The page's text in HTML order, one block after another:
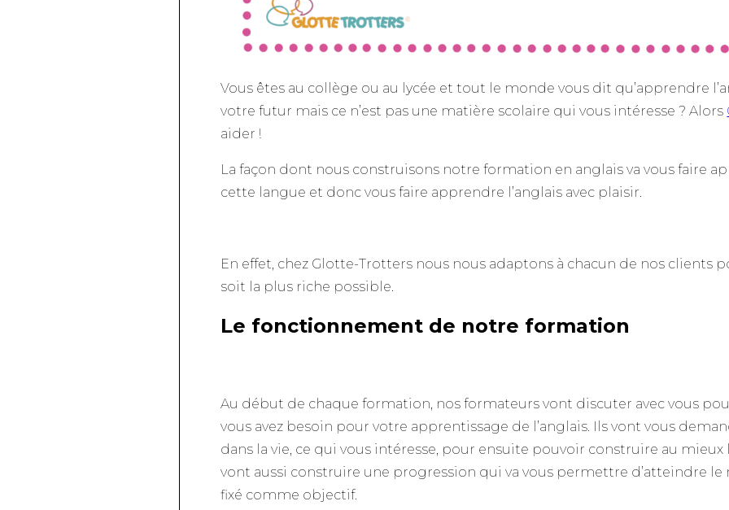
Vous êtes au collège ou au lycée et tout le monde vous dit qu’apprendre
votre futur mais ce n’est pas une matière scolaire qui vous intéresse ? Alors
aider !
La façon dont nous construisons notre formation en anglais va vous faire
cette langue et donc vous faire apprendre l’anglais avec plaisir.
En effet, chez Glotte-Trotters nous nous adaptons à chacun de nos clients
soit la plus riche possible.
Le fonctionnement de notre formation
Au début de chaque formation, nos formateurs vont discuter avec vous
vous avez besoin pour votre apprentissage de l’anglais. Ils vont vous
dans la vie, ce qui vous intéresse, pour ensuite pouvoir construire au mieux
vont aussi construire une progression qui va vous permettre d’atteindre le
fixé comme objectif.